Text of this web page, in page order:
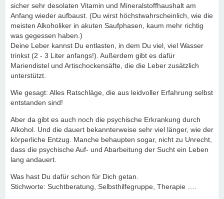
sicher sehr desolaten Vitamin und Mineralstoffhaushalt am
Anfang wieder aufbaust. (Du wirst höchstwahrscheinlich, wie die
meisten Alkoholiker in akuten Saufphasen, kaum mehr richtig
was gegessen haben.)
Deine Leber kannst Du entlasten, in dem Du viel, viel Wasser
trinkst (2 - 3 Liter anfangs!). Außerdem gibt es dafür
Mariendistel und Artischockensäfte, die die Leber zusätzlich
unterstützt.
Wie gesagt: Alles Ratschläge, die aus leidvoller Erfahrung selbst
entstanden sind!
Aber da gibt es auch noch die psychische Erkrankung durch
Alkohol. Und die dauert bekannterweise sehr viel länger, wie der
körperliche Entzug. Manche behaupten sogar, nicht zu Unrecht,
dass die psychische Auf- und Abarbeitung der Sucht ein Leben
lang andauert.
Was hast Du dafür schon für Dich getan.
Stichworte: Suchtberatung, Selbsthilfegruppe, Therapie ….